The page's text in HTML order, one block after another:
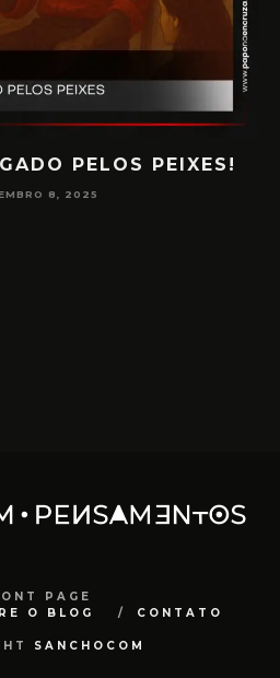
PELOS PEIXES!
8, 2025
PAGE
O BLOG CONTATO
SANCHOCOM